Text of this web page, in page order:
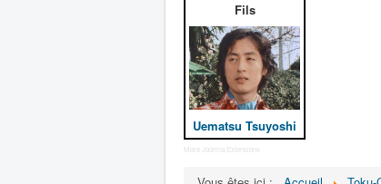
Fils
Uematsu Tsuyoshi
More Joomla Extensions